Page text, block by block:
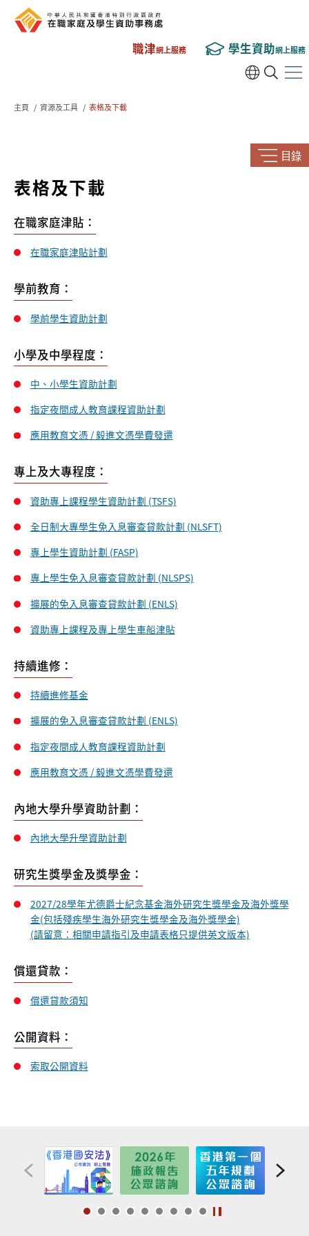
職津網上服務 學生資助網上服務
主頁 / 資源及工具 / 表格及下載
目錄
表格及下載
在職家庭津貼：
在職家庭津貼計劃
學前教育：
學前學生資助計劃
小學及中學程度：
中、小學生資助計劃
指定夜間成人教育課程資助計劃
應用教育文憑 / 毅進文憑學費發還
專上及大專程度：
資助專上課程學生資助計劃 (TSFS)
全日制大專學生免入息審查貸款計劃 (NLSFT)
專上學生資助計劃 (FASP)
專上學生免入息審查貸款計劃 (NLSPS)
擴展的免入息審查貸款計劃 (ENLS)
資助專上課程及專上學生車船津貼
持續進修：
持續進修基金
擴展的免入息審查貸款計劃 (ENLS)
指定夜間成人教育課程資助計劃
應用教育文憑 / 毅進文憑學費發還
內地大學升學資助計劃：
內地大學升學資助計劃
研究生獎學金及獎學金：
2027/28學年尤德爵士紀念基金海外研究生獎學金及海外獎學
金(包括殘疾學生海外研究生獎學金及海外獎學金)
(請留意：相關申請指引及申請表格只提供英文版本)
償還貸款：
償還貸款須知
公開資料：
索取公開資料